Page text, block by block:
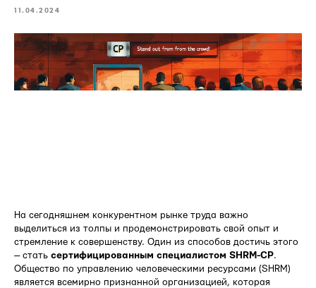
11.04.2024
На сегодняшнем конкурентном рынке труда важно
выделиться из толпы и продемонстрировать свой опыт и
стремление к совершенству. Один из способов достичь этого
— стать сертифицированным специалистом SHRM-CP.
Общество по управлению человеческими ресурсами (SHRM)
является всемирно признанной организацией, которая